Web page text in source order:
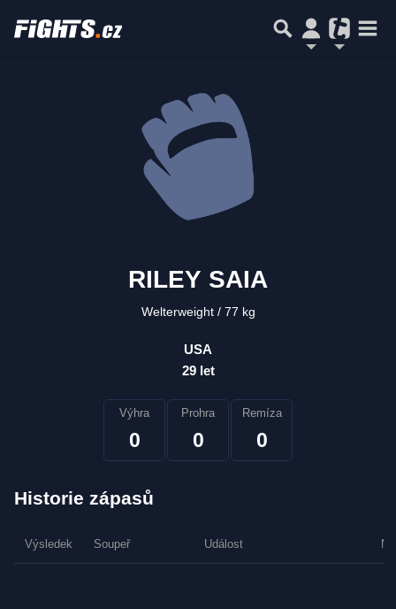
RILEY SAIA
Welterweight 77 kg
USA
29 let
Výhra
0
Prohra
0
Remíza
0
Historie zápasů
Výsledek Soupeř Událost